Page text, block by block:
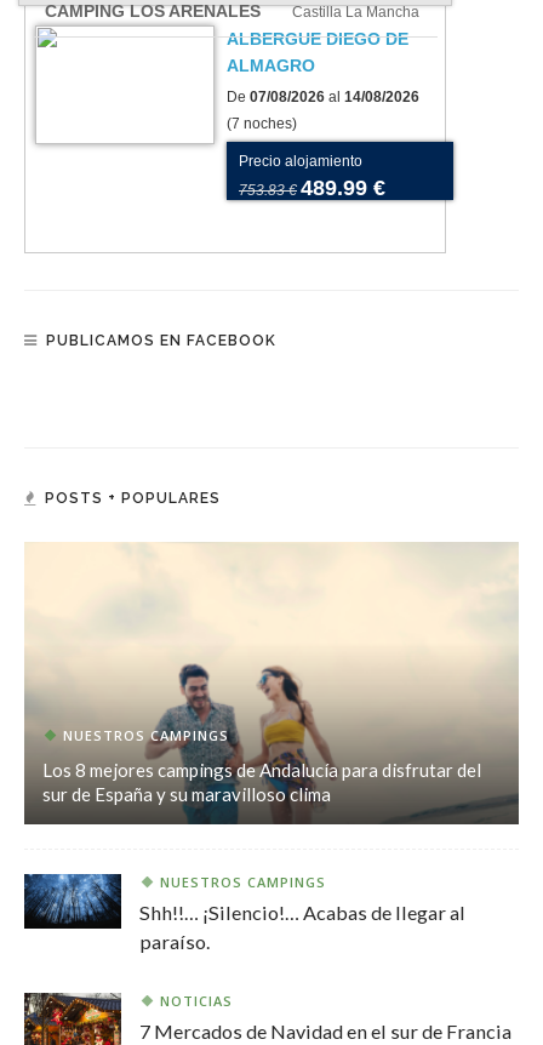
CAMPING LOS ARENALES
Castilla La Mancha
ALBERGUE DIEGO DE
ALMAGRO
De 07/08/2026 al 14/08/2026
(7 noches)
Precio alojamiento
753.83 € 489.99 €
PUBLICAMOS EN FACEBOOK
POSTS + POPULARES
NUESTROS CAMPINGS
Los 8 mejores campings de Andalucía para disfrutar del
sur de España y su maravilloso clima
NUESTROS CAMPINGS
Shh!!… ¡Silencio!… Acabas de llegar al
paraíso.
NOTICIAS
7 Mercados de Navidad en el sur de Francia